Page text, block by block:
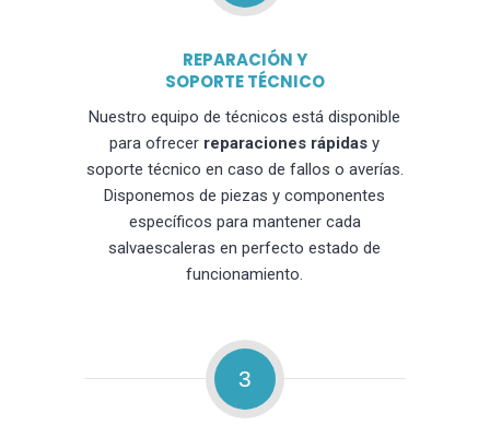
REPARACIÓN Y
SOPORTE TÉCNICO
Nuestro equipo de técnicos está disponible
para ofrecer reparaciones rápidas y
soporte técnico en caso de fallos o averías.
Disponemos de piezas y componentes
específicos para mantener cada
salvaescaleras en perfecto estado de
funcionamiento.
3